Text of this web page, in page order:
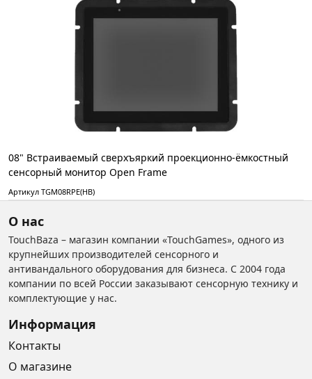
08" Встраиваемый сверхъяркий проекционно-ёмкостный
сенсорный монитор Open Frame
Артикул TGM08RPE(HB)
О нас
TouchBaza – магазин компании «TouchGames», одного из
крупнейших производителей сенсорного и
антивандального оборудования для бизнеса. С 2004 года
компании по всей России заказывают сенсорную технику и
комплектующие у нас.
Информация
Контакты
О магазине